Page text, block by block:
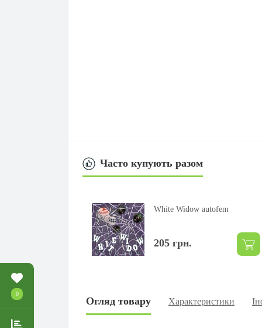
0
Часто купують разом
White Widow autofem
205 грн.
Огляд товару Характеристики